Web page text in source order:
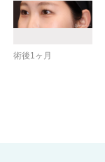
術後1ヶ月